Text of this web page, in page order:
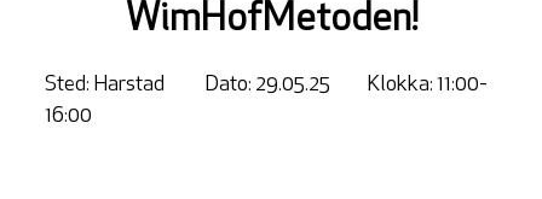
WimHofMetoden!
Sted: Harstad Dato: 29.05.25 Klokka: 11:00-
16:00